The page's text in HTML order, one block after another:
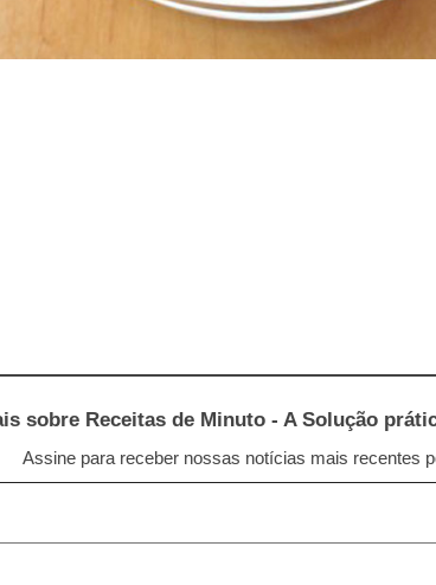
sobre Receitas de Minuto - A Solução
Assine para receber nossas notícias mais recentes